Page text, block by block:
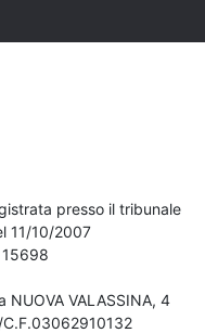
presso il tribunale
11/10/2007
15698
NUOVA VALASSINA, 4
C.F.03062910132